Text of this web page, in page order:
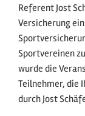
Referent Jost
Versicherung
Sportvereinen
wurde die
Teilnehmer, die
durch Jost